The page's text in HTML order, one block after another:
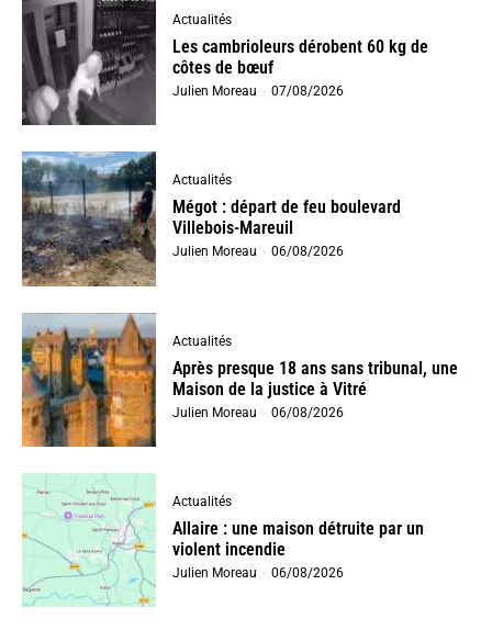
Actualités
Les cambrioleurs dérobent 60 kg de
côtes de bœuf
Julien Moreau - 07/08/2026
Actualités
Mégot : départ de feu boulevard
Villebois-Mareuil
Julien Moreau - 06/08/2026
Actualités
Après presque 18 ans sans tribunal, une
Maison de la justice à Vitré
Julien Moreau - 06/08/2026
Actualités
Allaire : une maison détruite par un
violent incendie
Julien Moreau - 06/08/2026